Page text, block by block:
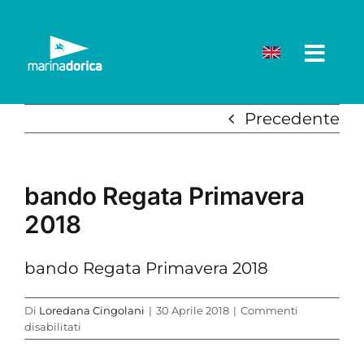
contenuto
Precedente
bando Regata Primavera
2018
bando Regata Primavera 2018
Di Loredana Cingolani | 30 Aprile 2018 | Commenti
disabilitati
bando